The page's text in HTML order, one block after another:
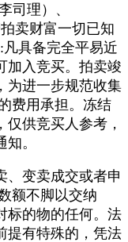
司理）、
卖财富一切已知
具备完全平易近
加入竞买。拍卖竣
为进一步规范收集
费用承担。冻结
供竞买人参考，
。
变卖成交或者申
额不脚以交纳
标的物的任何。法
提有特殊的，凭法